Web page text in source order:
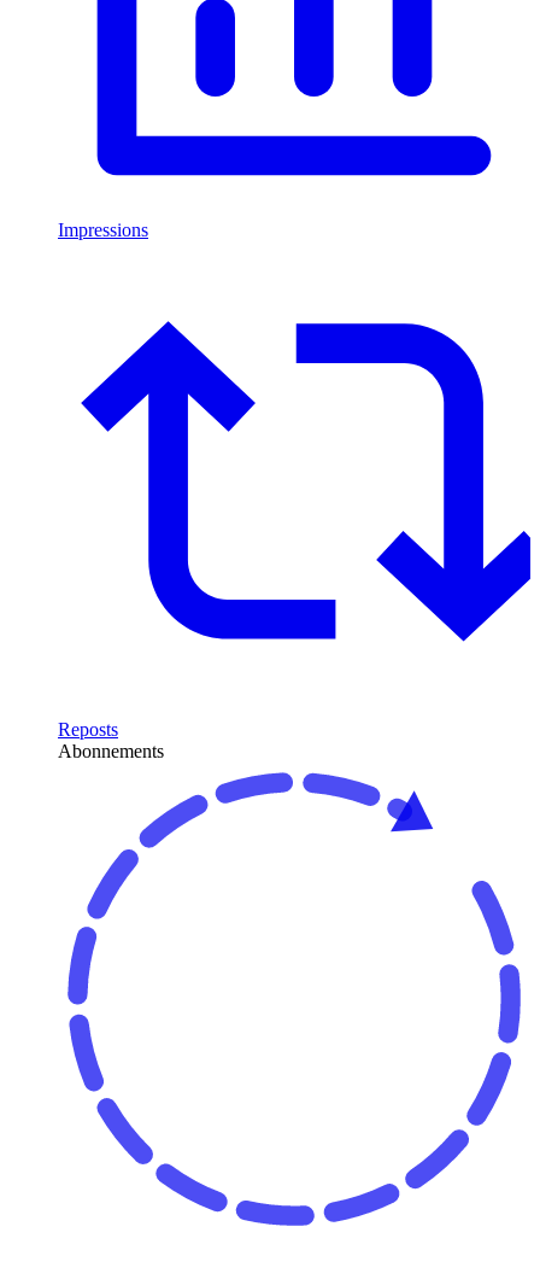
Impressions
Reposts
Abonnements